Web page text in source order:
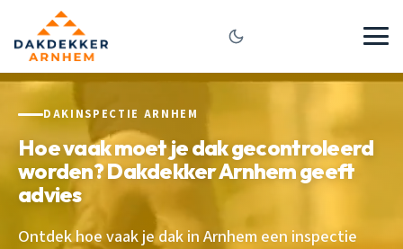
DAKINSPECTIE ARNHEM
Hoe vaak moet je dak gecontroleerd
worden? Dakdekker Arnhem geeft
advies
Ontdek hoe vaak je dak in Arnhem een inspectie